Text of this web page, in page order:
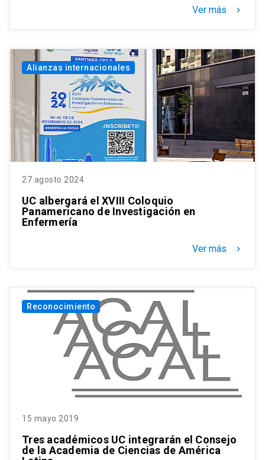
Ver más keyboard_arrow_right
Alianzas internacionales
27 agosto 2024
UC albergará el XVIII Coloquio
Panamericano de Investigación en
Enfermería
Ver más keyboard_arrow_right
Reconocimiento
15 mayo 2019
Tres académicos UC integrarán el Consejo
de la Academia de Ciencias de América